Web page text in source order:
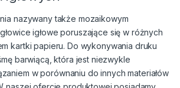
nazywany także mozaikowym
igłowe poruszające się w różnych
kartki papieru. Do wykonywania druku
barwiącą, która jest niezwykle
w porównaniu do innych materiałów